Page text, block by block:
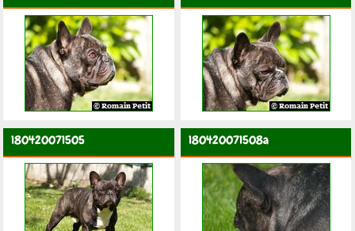
180420071505 180420071508a